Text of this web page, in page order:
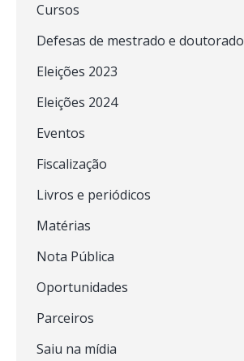
Cursos
Defesas de mestrado e doutorado
Eleições 2023
Eleições 2024
Eventos
Fiscalização
Livros e periódicos
Matérias
Nota Pública
Oportunidades
Parceiros
Saiu na mídia